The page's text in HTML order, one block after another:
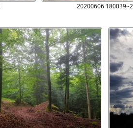
20200606 180039~2